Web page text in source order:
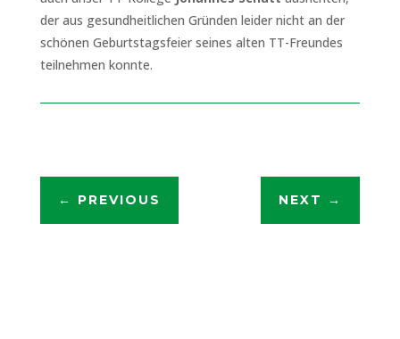
der aus gesundheitlichen Gründen leider nicht an der
schönen Geburtstagsfeier seines alten TT-Freundes
teilnehmen konnte.
← PREVIOUS NEXT →